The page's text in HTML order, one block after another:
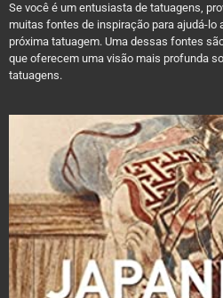
Se você é um entusiasta de tatuagens,
muitas fontes de inspiração para ajudá-lo
próxima tatuagem. Uma dessas fontes
que oferecem uma visão mais profunda
tatuagens.